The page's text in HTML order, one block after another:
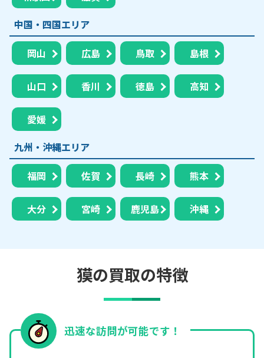
中国・四国エリア
岡山 広島 鳥取 島根
山口 香川 徳島 高知
愛媛
九州・沖縄エリア
福岡 佐賀 長崎 熊本
大分 宮崎 鹿児島 沖縄
獏の買取の特徴
迅速な訪問が可能です！